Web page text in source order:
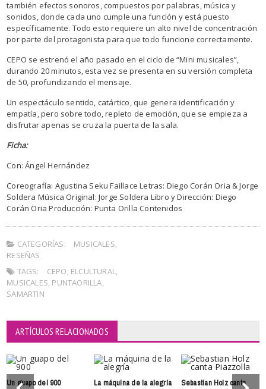
también efectos sonoros, compuestos por palabras, música y
sonidos, donde cada uno cumple una función y está puesto
específicamente. Todo esto requiere un alto nivel de concentración
por parte del protagonista para que todo funcione correctamente.
CEPO se estrenó el año pasado en el ciclo de “Mini musicales”,
durando 20 minutos, esta vez se presenta en su versión completa
de 50, profundizando el mensaje.
Un espectáculo sentido, catártico, que genera identificación y
empatía, pero sobre todo, repleto de emoción, que se empieza a
disfrutar apenas se cruza la puerta de la sala.
Ficha:
Con: Ángel Hernández
Coreografía: Agustina Seku Faillace Letras: Diego Corán Oria & Jorge
Soldera Música Original: Jorge Soldera Libro y Dirección: Diego
Corán Oria Producción: Punta Orilla Contenidos
CATEGORÍAS: MUSICALES,
RESEÑAS
TAGS:
CEPO, ELCULTURAL,
MUSICALES, PUNTAORILLA,
SAMARTIN
ARTÍCULOS RELACIONADOS
Un guapo del 900 La máquina de la alegría Sebastian Holz canta